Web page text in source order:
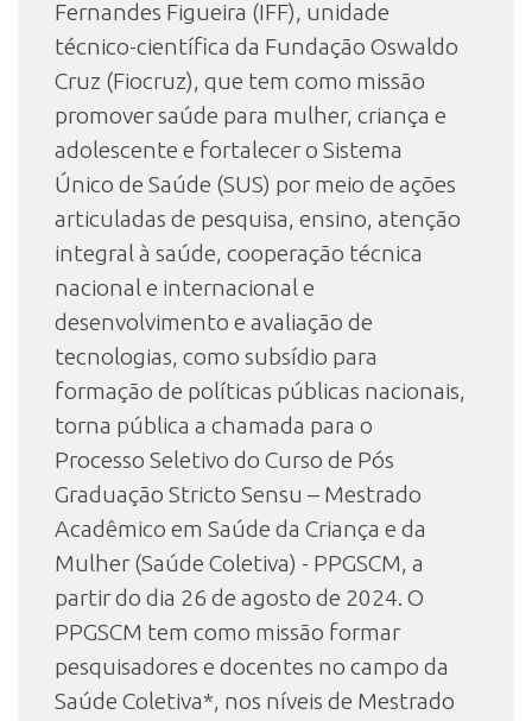
Fernandes Figueira (IFF), unidade
técnico-científica da Fundação Oswaldo
Cruz (Fiocruz), que tem como missão
promover saúde para mulher, criança e
adolescente e fortalecer o Sistema
Único de Saúde (SUS) por meio de ações
articuladas de pesquisa, ensino, atenção
integral à saúde, cooperação técnica
nacional e internacional e
desenvolvimento e avaliação de
tecnologias, como subsídio para
formação de políticas públicas nacionais,
torna pública a chamada para o
Processo Seletivo do Curso de Pós
Graduação Stricto Sensu – Mestrado
Acadêmico em Saúde da Criança e da
Mulher (Saúde Coletiva) - PPGSCM, a
partir do dia 26 de agosto de 2024. O
PPGSCM tem como missão formar
pesquisadores e docentes no campo da
Saúde Coletiva*, nos níveis de Mestrado